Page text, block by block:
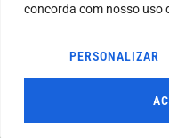
concorda com nosso uso
PERSONALIZAR
© COPYRIGHT2026→ LABORATÓRIO